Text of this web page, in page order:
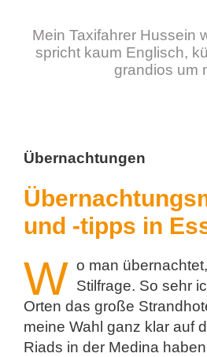
Mein Taxifahrer Hussein
spricht kaum Englisch,
grandios um
Übernachtungen
und -tipps in
W o man
Stilfrage. So sehr
Orten das große
meine Wahl ganz klar auf
Riads in der Medina